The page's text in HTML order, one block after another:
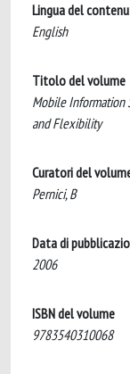
Lingua del
English
Titolo del volume
Mobile Information
and Flexibility
Curatori del
Pernici, B
Data di
2006
ISBN del volume
9783540310068